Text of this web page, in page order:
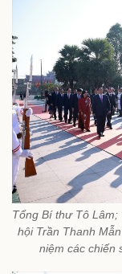
Tổng Bí thư Tô Lâm;
hội Trần Thanh
niệm các chiến